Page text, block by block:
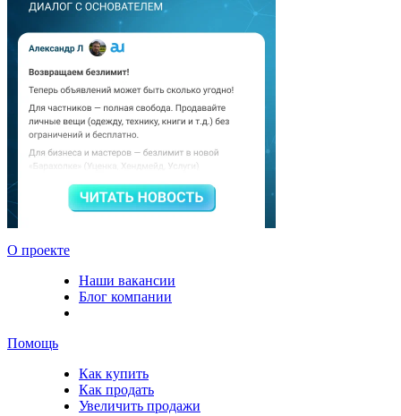
О проекте
Наши вакансии
Блог компании
Помощь
Как купить
Как продать
Увеличить продажи